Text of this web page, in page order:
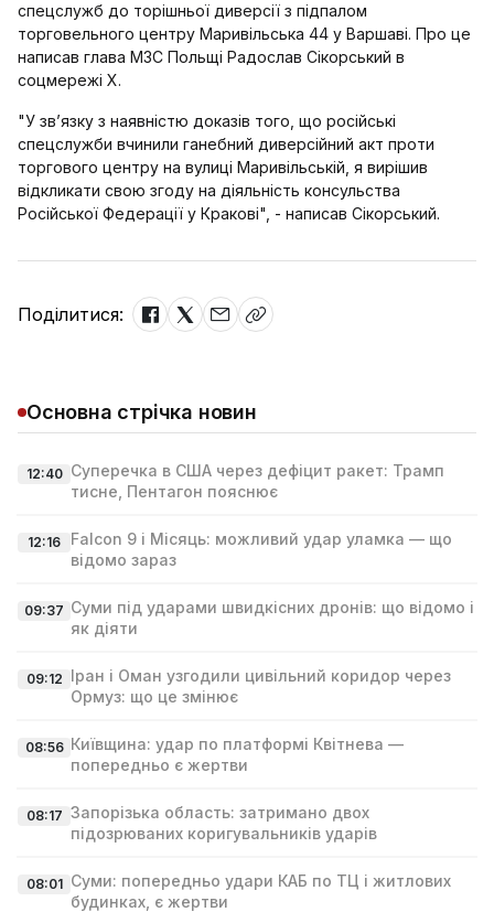
спецслужб до торішньої диверсії з підпалом
торговельного центру Маривільська 44 у Варшаві. Про це
написав глава МЗС Польщі Радослав Сікорський в
соцмережі X.
"У зв’язку з наявністю доказів того, що російські
спецслужби вчинили ганебний диверсійний акт проти
торгового центру на вулиці Маривільській, я вирішив
відкликати свою згоду на діяльність консульства
Російської Федерації у Кракові", - написав Сікорський.
Поділитися:
Основна стрічка новин
12:40 Суперечка в США через дефіцит ракет: Трамп
тисне, Пентагон пояснює
12:16
Falcon 9 і Місяць: можливий удар уламка — що
відомо зараз
09:37 Суми під ударами швидкісних дронів: що відомо і
як діяти
09:12 Іран і Оман узгодили цивільний коридор через
Ормуз: що це змінює
08:56 Київщина: удар по платформі Квітнева —
попередньо є жертви
08:17 Запорізька область: затримано двох
підозрюваних коригувальників ударів
08:01 Суми: попередньо удари КАБ по ТЦ і житлових
будинках, є жертви